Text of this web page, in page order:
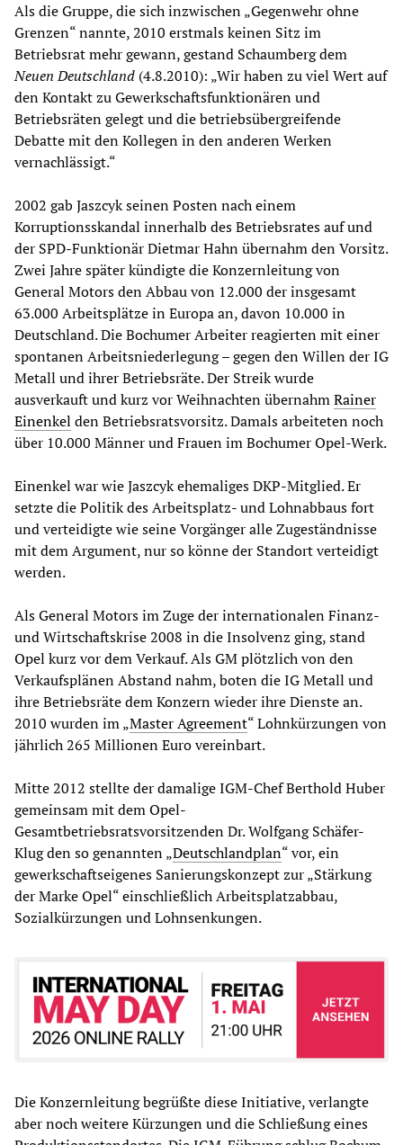
Als die Gruppe, die sich inzwischen „Gegenwehr ohne
Grenzen“ nannte, 2010 erstmals keinen Sitz im
Betriebsrat mehr gewann, gestand Schaumberg dem
Neuen Deutschland (4.8.2010): „Wir haben zu viel Wert auf
den Kontakt zu Gewerkschaftsfunktionären und
Betriebsräten gelegt und die betriebsübergreifende
Debatte mit den Kollegen in den anderen Werken
vernachlässigt.“
2002 gab Jaszcyk seinen Posten nach einem
Korruptionsskandal innerhalb des Betriebsrates auf und
der SPD-Funktionär Dietmar Hahn übernahm den Vorsitz.
Zwei Jahre später kündigte die Konzernleitung von
General Motors den Abbau von 12.000 der insgesamt
63.000 Arbeitsplätze in Europa an, davon 10.000 in
Deutschland. Die Bochumer Arbeiter reagierten mit einer
spontanen Arbeitsniederlegung – gegen den Willen der IG
Metall und ihrer Betriebsräte. Der Streik wurde
ausverkauft und kurz vor Weihnachten übernahmRainer
Einenkel den Betriebsratsvorsitz. Damals arbeiteten noch
über 10.000 Männer und Frauen im Bochumer Opel-Werk.
Einenkel war wie Jaszcyk ehemaliges DKP-Mitglied. Er
setzte die Politik des Arbeitsplatz- und Lohnabbaus fort
und verteidigte wie seine Vorgänger alle Zugeständnisse
mit dem Argument, nur so könne der Standort verteidigt
werden.
Als General Motors im Zuge der internationalen Finanz-
und Wirtschaftskrise 2008 in die Insolvenz ging, stand
Opel kurz vor dem Verkauf. Als GM plötzlich von den
Verkaufsplänen Abstand nahm, boten die IG Metall und
ihre Betriebsräte dem Konzern wieder ihre Dienste an.
2010 wurden im „Master Agreement“ Lohnkürzungen von
jährlich 265 Millionen Euro vereinbart.
Mitte 2012 stellte der damalige IGM-Chef Berthold Huber
gemeinsam mit dem Opel-
Gesamtbetriebsratsvorsitzenden Dr. Wolfgang Schäfer-
Klug den so genannten „Deutschlandplan“ vor, ein
gewerkschaftseigenes Sanierungskonzept zur „Stärkung
der Marke Opel“ einschließlich Arbeitsplatzabbau,
Sozialkürzungen und Lohnsenkungen.
Die Konzernleitung begrüßte diese Initiative, verlangte
aber noch weitere Kürzungen und die Schließung eines